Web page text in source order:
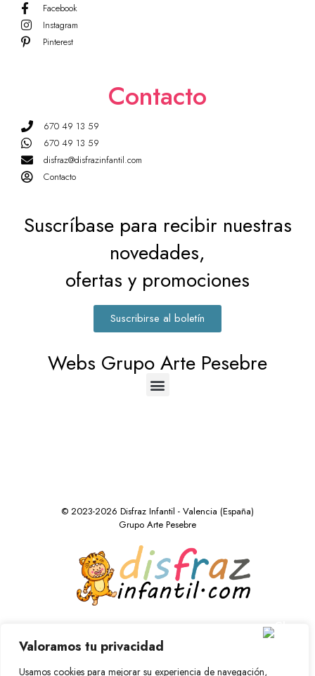
Valoramos tu privacidad
Usamos cookies para mejorar su experiencia de navegación,
Facebook
Instagram
Pinterest
Contacto
670 49 13 59
670 49 13 59
disfraz@disfrazinfantil.com
Contacto
Suscríbase para recibir nuestras
novedades,
ofertas y promociones
Suscribirse al boletín
Webs Grupo Arte Pesebre
© 2023-2026 Disfraz Infantil - Valencia (España)
Grupo Arte Pesebre